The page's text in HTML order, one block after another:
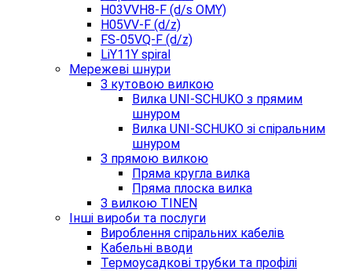
H03VVH8-F (d/s OMY)
H05VV-F (d/z)
FS-05VQ-F (d/z)
LiY11Y spiral
Мережеві шнури
З кутовою вилкою
Вилка UNI-SCHUKO з прямим
шнуром
Вилка UNI-SCHUKO зі спіральним
шнуром
З прямою вилкою
Пряма кругла вилка
Пряма плоска вилка
З вилкою TINEN
Інші вироби та послуги
Вироблення спіральних кабелів
Кабельні вводи
Термоусадкові трубки та профілі